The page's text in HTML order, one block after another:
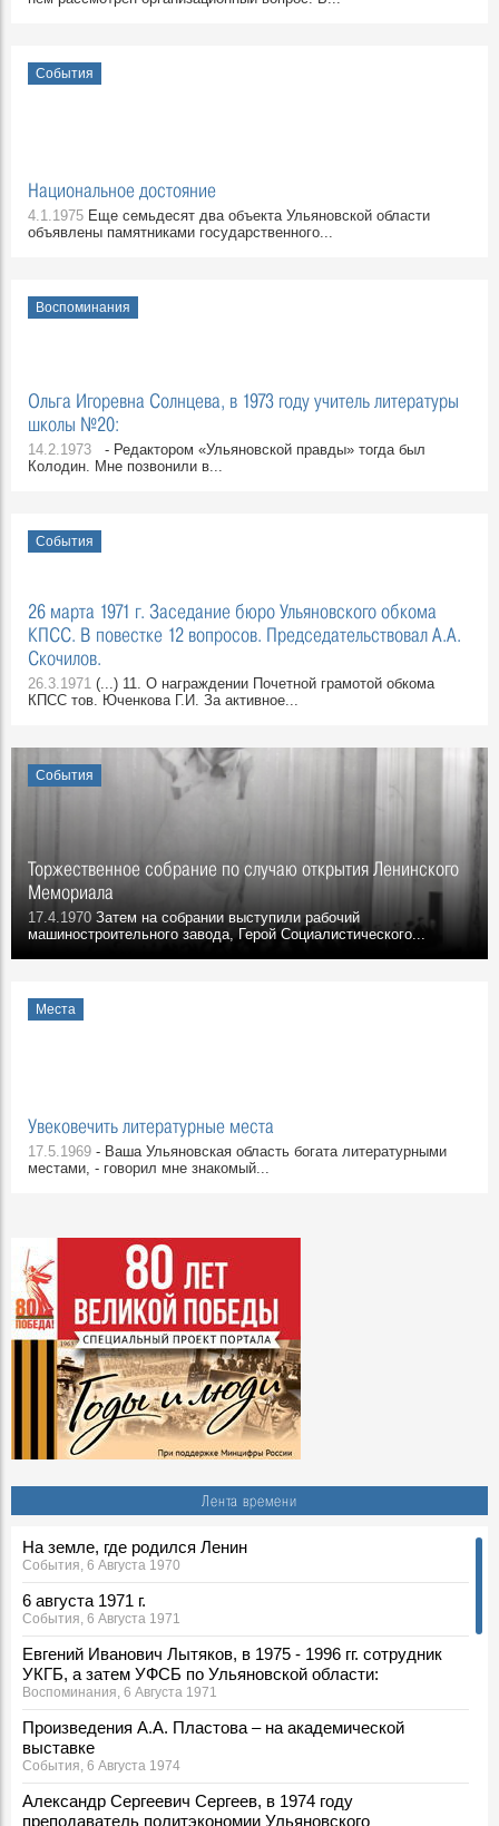
Лента времени
На земле, где родился Ленин
События, 6 Августа 1970
6 августа 1971 г.
События, 6 Августа 1971
Евгений Иванович Лытяков, в 1975 - 1996 гг. сотрудник
УКГБ, а затем УФСБ по Ульяновской области:
Воспоминания, 6 Августа 1971
Произведения А.А. Пластова – на академической
выставке
События, 6 Августа 1974
Александр Сергеевич Сергеев, в 1974 году
преподаватель политэкономии Ульяновского
События
Национальное достояние
4.1.1975 Еще семьдесят два объекта Ульяновской области
объявлены памятниками государственного...
Воспоминания
Ольга Игоревна Солнцева, в 1973 году учитель литературы
школы №20:
14.2.1973 - Редактором «Ульяновской правды» тогда был
Колодин. Мне позвонили в...
События
26 марта 1971 г. Заседание бюро Ульяновского обкома
КПСС. В повестке 12 вопросов. Председательствовал А.А.
Скочилов.
26.3.1971 (...) 11. О награждении Почетной грамотой обкома
КПСС тов. Юченкова Г.И. За активное...
События
Торжественное собрание по случаю открытия Ленинского
Мемориала
17.4.1970 Затем на собрании выступили рабочий
машиностроительного завода, Герой Социалистического...
Места
Увековечить литературные места
17.5.1969 - Ваша Ульяновская область богата литературными
местами, - говорил мне знакомый...